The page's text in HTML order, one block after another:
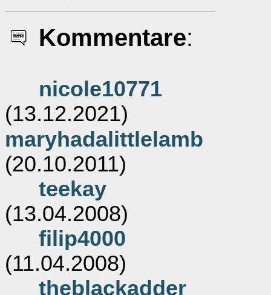
Kommentare:
nicole10771
(13.12.2021)
maryhadalittlelamb
(20.10.2011)
teekay
(13.04.2008)
filip4000
(11.04.2008)
theblackadder